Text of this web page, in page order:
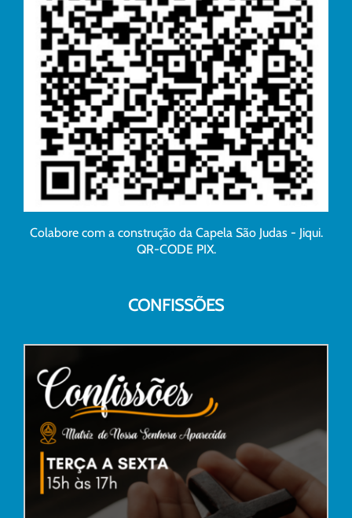
Colabore com a construção da Capela São Judas - Jiqui.
QR-CODE PIX.
CONFISSÕES